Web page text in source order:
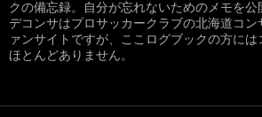
クの備忘録。自分が忘れないためのメモを
デコンサはプロサッカークラブの北海道コン
ァンサイトですが、ここログブックの方に
ほとんどありません。